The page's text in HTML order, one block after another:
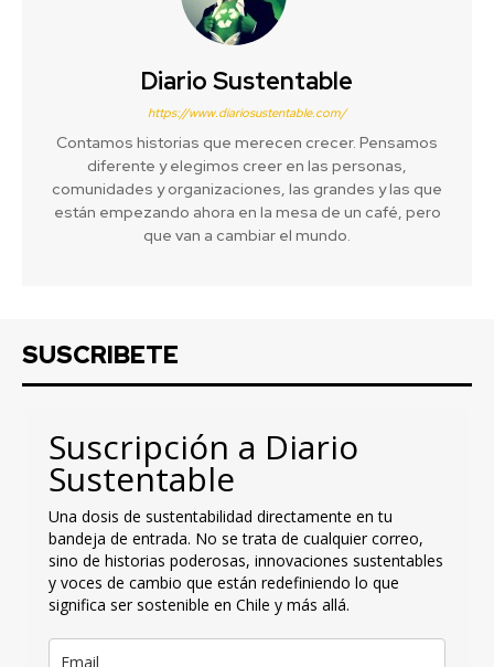
Diario Sustentable
https://www.diariosustentable.com/
Contamos historias que merecen crecer. Pensamos
diferente y elegimos creer en las personas,
comunidades y organizaciones, las grandes y las que
están empezando ahora en la mesa de un café, pero
que van a cambiar el mundo.
SUSCRIBETE
Suscripción a Diario
Sustentable
Una dosis de sustentabilidad directamente en tu
bandeja de entrada. No se trata de cualquier correo,
sino de historias poderosas, innovaciones sustentables
y voces de cambio que están redefiniendo lo que
significa ser sostenible en Chile y más allá.